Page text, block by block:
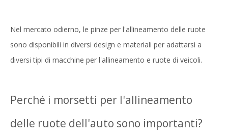
Nel mercato odierno, le pinze per l'allineamento delle ruote
sono disponibili in diversi design e materiali per adattarsi a
diversi tipi di macchine per l'allineamento e ruote di veicoli.
Perché i morsetti per l'allineamento
delle ruote dell'auto sono importanti?